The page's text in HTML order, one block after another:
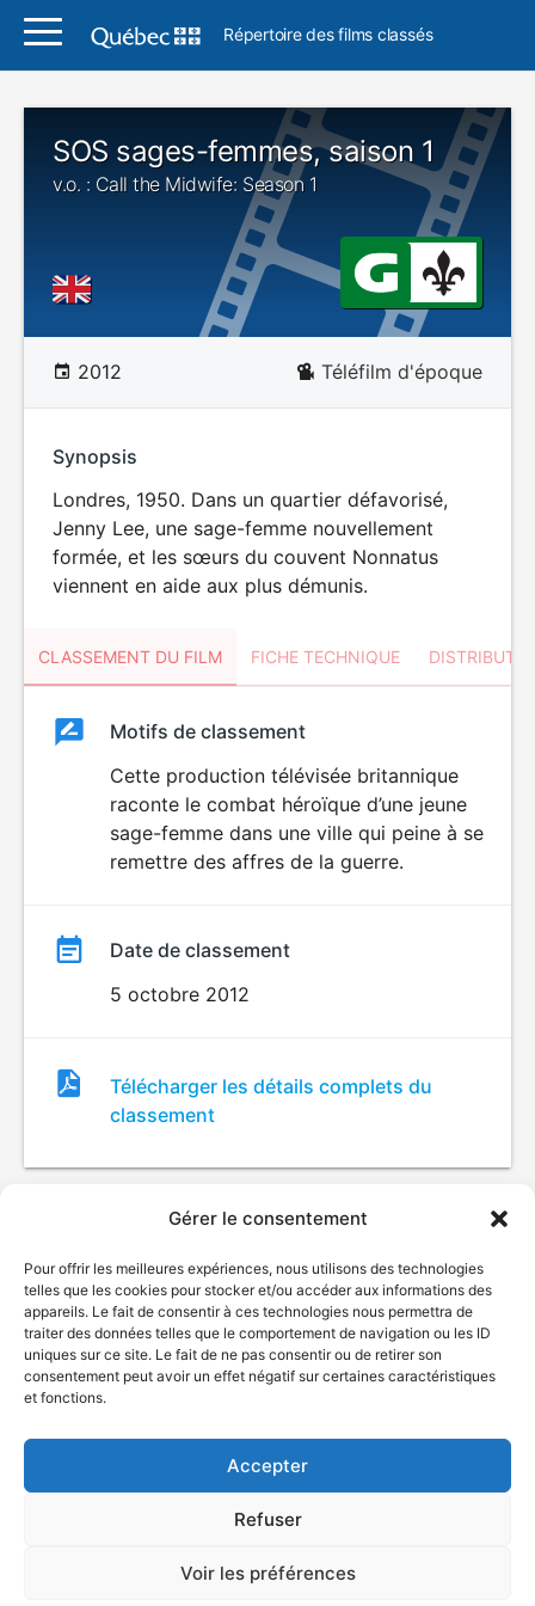
Gérer le consentement
Pour offrir les meilleures expériences, nous utilisons des technologies
telles que les cookies pour stocker et/ou accéder aux informations des
appareils. Le fait de consentir à ces technologies nous permettra de
traiter des données telles que le comportement de navigation ou les ID
uniques sur ce site. Le fait de ne pas consentir ou de retirer son
consentement peut avoir un effet négatif sur certaines caractéristiques
et fonctions.
Accepter
Refuser
Voir les préférences
Répertoire des films classés
SOS sages-femmes, saison 1
v.o. : Call the Midwife: Season 1
2012 Téléfilm d'époque
Synopsis
Londres, 1950. Dans un quartier défavorisé,
Jenny Lee, une sage-femme nouvellement
formée, et les sœurs du couvent Nonnatus
viennent en aide aux plus démunis.
CLASSEMENT DU FILM FICHE TECHNIQUE
ClassementClassement
Motifs de classement
Cette production télévisée britannique
raconte le combat héroïque d’une jeune
sage-femme dans une ville qui peine à se
remettre des affres de la guerre.
Date de classement
5 octobre 2012
Fichier
de
classement
Télécharger les détails complets du
classement
© Gouvernement du Québec, 2026
Nous joindre
Plan du site
Accès à l'information
Politique de confidentialité